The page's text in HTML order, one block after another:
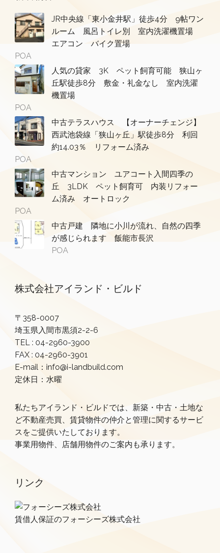
JR中央線「東小金井駅」徒歩4分 9帖ワン
ルーム 風呂トイレ別 室内洗濯機置場
エアコン バイク置場
POA
人気の貸家 3K ペット飼育可能 狭山ヶ
丘駅徒歩8分 敷金・礼金なし 室内洗濯
機置場
POA
中古テラスハウス 【オーナーチェンジ】
西武池袋線「狭山ヶ丘」駅徒歩8分 利回
約14.03％ リフォーム済み
POA
中古マンション ユアコート入間四季の
丘 3LDK ペット飼育可 内装リフォー
ム済み オートロック
POA
中古戸建 隣地に小川が流れ、自然の四季
が感じられます 飯能市長沢
POA
株式会社アイランド・ビルド
〒358-0007
埼玉県入間市黒須2-2-6
TEL : 04-2960-3900
FAX : 04-2960-3901
E-mail：info@i-landbuild.com
定休日：水曜
私たちアイランド・ビルドでは、新築・中古・土地な
ど不動産売買、賃貸物件の仲介と管理に関するサービ
スをご提供いたしております。
事業用物件、店舗用物件のご案内も承ります。
リンク
賃借人保証のフォーシーズ株式会社